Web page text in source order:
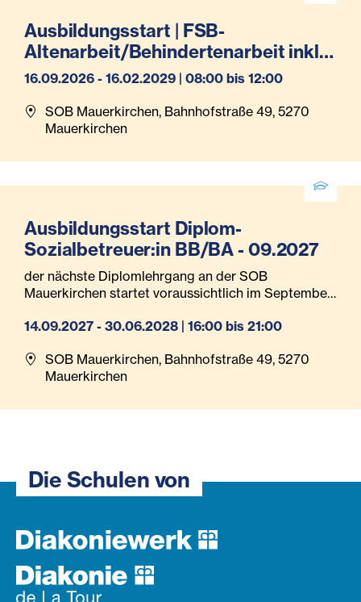
Ausbildungsstart | FSB-
Altenarbeit/Behindertenarbeit inkl.
Pflegeassistenz (Teilzeit)
16.09.2026 - 16.02.2029 | 08:00 bis 12:00
SOB Mauerkirchen, Bahnhofstraße 49, 5270
Mauerkirchen
Ausbildungsstart Diplom-
Sozialbetreuer:in BB/BA - 09.2027
der nächste Diplomlehrgang an der SOB
Mauerkirchen startet voraussichtlich im September
14.09.2027 - 30.06.2028 | 16:00 bis 21:00
SOB Mauerkirchen, Bahnhofstraße 49, 5270
Mauerkirchen
Die Schulen von